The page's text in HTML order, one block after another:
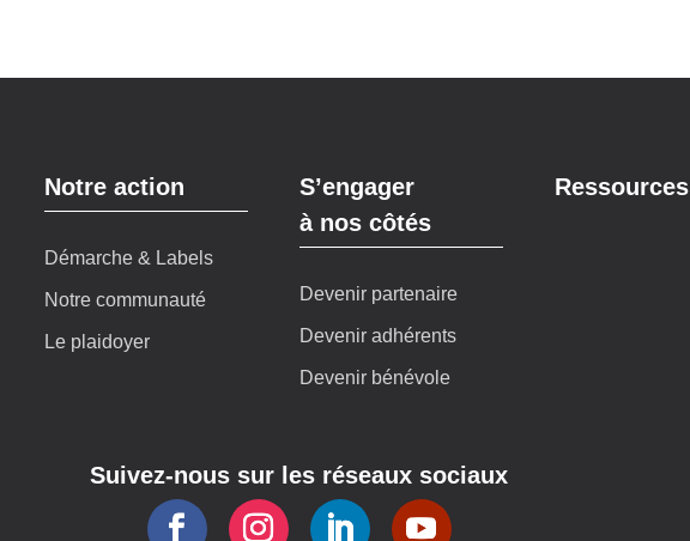
Notre action
Démarche & Labels
Notre communauté
Le plaidoyer
S’engager
à nos côtés
Devenir partenaire
Devenir adhérents
Devenir bénévole
Ressources
Suivez-nous sur les réseaux sociaux